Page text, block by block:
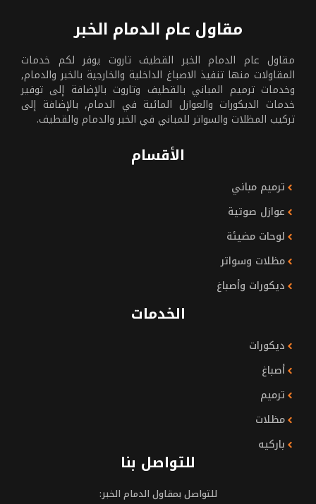
مقاول عام الدمام الخبر
مقاول عام الدمام الخبر القطيف تاروت يوفر لكم خدمات
المقاولات منها تنفيذ الاصباغ الداخلية والخارجية بالخبر والدمام,
وخدمات ترميم المباني بالقطيف وتاروت بالإضافة إلى توفير
خدمات الديكورات والعوازل المائية في الدمام, بالإضافة إلى
تركيب المظلات والسواتر للمباني في الخبر والدمام والقطيف.
الأقسام
ترميم مباني
عوازل صوتية
لوحات مضيئة
مظلات وسواتر
ديكورات وأصباغ
الخدمات
ديكورات
أصباغ
ترميم
مظلات
باركيه
للتواصل بنا
للتواصل بمقاول الدمام الخبر: